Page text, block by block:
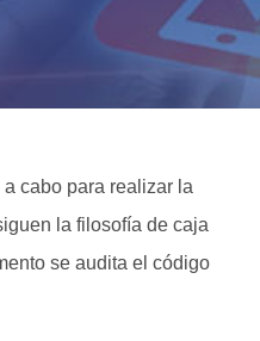
cabo para realizar la
la filosofía de caja
se audita el código